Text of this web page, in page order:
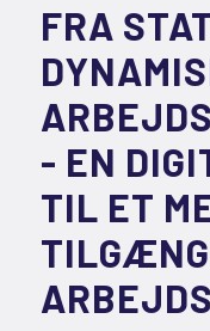
FRA
- EN
TIL ET